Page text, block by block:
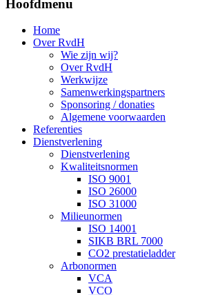
Hoofdmenu
Home
Over RvdH
Wie zijn wij?
Over RvdH
Werkwijze
Samenwerkingspartners
Sponsoring / donaties
Algemene voorwaarden
Referenties
Dienstverlening
Dienstverlening
Kwaliteitsnormen
ISO 9001
ISO 26000
ISO 31000
Milieunormen
ISO 14001
SIKB BRL 7000
CO2 prestatieladder
Arbonormen
VCA
VCO